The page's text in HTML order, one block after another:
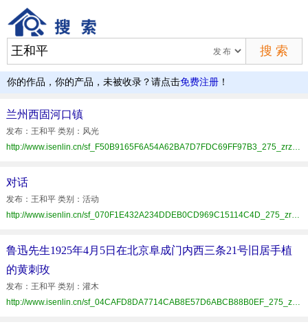
你的作品，你的产品，未被收录？请点击免费注册 ！
兰州西固河口镇
发布：王和平 类别：风光
http://www.isenlin.cn/sf_F50B9165F6A54A62BA7D7FDC69FF97B3_275_zrzz.html
对话
发布：王和平 类别：活动
http://www.isenlin.cn/sf_070F1E432A234DDEB0CD969C15114C4D_275_zrzz.html
鲁迅先生1925年4月5日在北京阜成门内西三条21号旧居手植
的黄刺玫
发布：王和平 类别：灌木
http://www.isenlin.cn/sf_04CAFD8DA7714CAB8E57D6ABCB88B0EF_275_zrzz.html